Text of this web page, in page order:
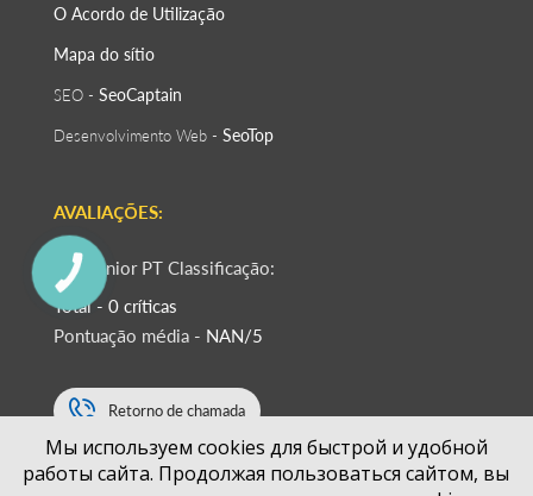
O Acordo de Utilização
Mapa do sítio
SEO - SeoСaptain
Desenvolvimento Web - SeoTop
AVALIAÇÕES:
RaizSénior PT Classificação:
Total - 0 críticas
Pontuação média - NAN/5
Retorno de chamada
+351
Мы используем cookies для быстрой и удобной
работы сайта. Продолжая пользоваться сайтом, вы
КНОПКА
ЗВ'ЯЗКУ